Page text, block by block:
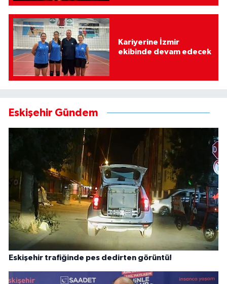
Kariyerine İzmir
ekibinde devam edecek
Eskişehir Gündem
Eskişehir trafiğinde pes dedirten görüntü!